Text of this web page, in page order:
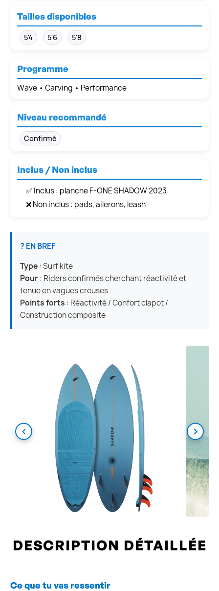
Tailles disponibles
5'4 5'6 5'8
Programme
Wave • Carving • Performance
Niveau recommandé
Confirmé
Inclus / Non inclus
✅ Inclus : planche F-ONE SHADOW 2023
❌ Non inclus : pads, ailerons, leash
? EN BREF
Type: Surf kite
Pour: Riders confirmés cherchant réactivité et
tenue en vagues creuses
Points forts : Réactivité / Confort clapot /
Construction composite
DESCRIPTION DÉTAILLÉE
Ce que tu vas ressentir